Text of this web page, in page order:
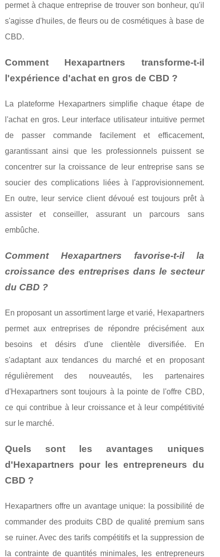
permet à chaque entreprise de trouver son bonheur, qu'il
s'agisse d'huiles, de fleurs ou de cosmétiques à base de
CBD.
Comment Hexapartners transforme-t-il
l'expérience d'achat en gros de CBD ?
La plateforme Hexapartners simplifie chaque étape de
l'achat en gros. Leur interface utilisateur intuitive permet
de passer commande facilement et efficacement,
garantissant ainsi que les professionnels puissent se
concentrer sur la croissance de leur entreprise sans se
soucier des complications liées à l'approvisionnement.
En outre, leur service client dévoué est toujours prêt à
assister et conseiller, assurant un parcours sans
embûche.
Comment Hexapartners favorise-t-il la
croissance des entreprises dans le secteur
du CBD ?
En proposant un assortiment large et varié, Hexapartners
permet aux entreprises de répondre précisément aux
besoins et désirs d'une clientèle diversifiée. En
s'adaptant aux tendances du marché et en proposant
régulièrement des nouveautés, les partenaires
d'Hexapartners sont toujours à la pointe de l'offre CBD,
ce qui contribue à leur croissance et à leur compétitivité
sur le marché.
Quels sont les avantages uniques
d'Hexapartners pour les entrepreneurs du
CBD ?
Hexapartners offre un avantage unique: la possibilité de
commander des produits CBD de qualité premium sans
se ruiner. Avec des tarifs compétitifs et la suppression de
la contrainte de quantités minimales, les entrepreneurs